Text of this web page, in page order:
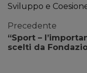
Sviluppo e
Precedente
“Sport –
scelti da